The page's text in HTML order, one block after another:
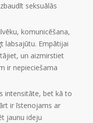
seksuālās
komunicēšana,
labsajūtu. Empātijai
un aizmirstiet
ir nepieciešama
intensitāte, bet kā to
ir īstenojams ar
jaunu ideju